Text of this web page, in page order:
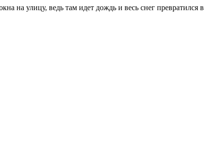
на улицу, ведь там идет дождь и весь снег превратился в